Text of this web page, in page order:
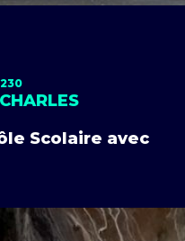
Scolaire avec